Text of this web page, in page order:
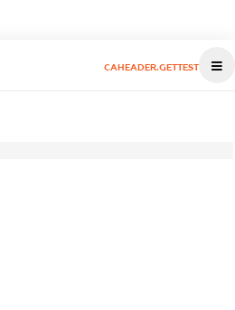
CAHEADER.GETTEST